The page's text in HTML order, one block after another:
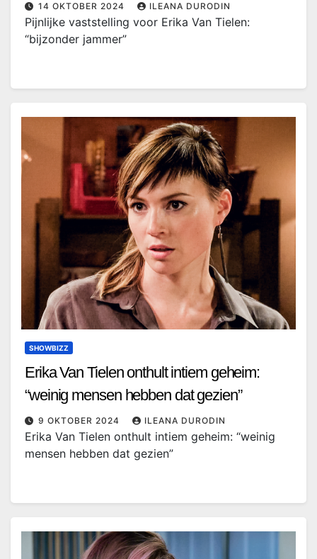
14 OKTOBER 2024 ILEANA DURODIN
Pijnlijke vaststelling voor Erika Van Tielen:
“bijzonder jammer”
SHOWBIZZ
Erika Van Tielen onthult intiem geheim:
“weinig mensen hebben dat gezien”
9 OKTOBER 2024 ILEANA DURODIN
Erika Van Tielen onthult intiem geheim: “weinig
mensen hebben dat gezien”